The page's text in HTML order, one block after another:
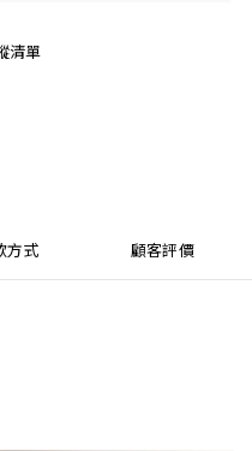
清單
方式 顧客評價